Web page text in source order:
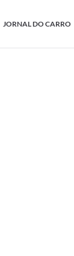
JORNAL DO CARRO